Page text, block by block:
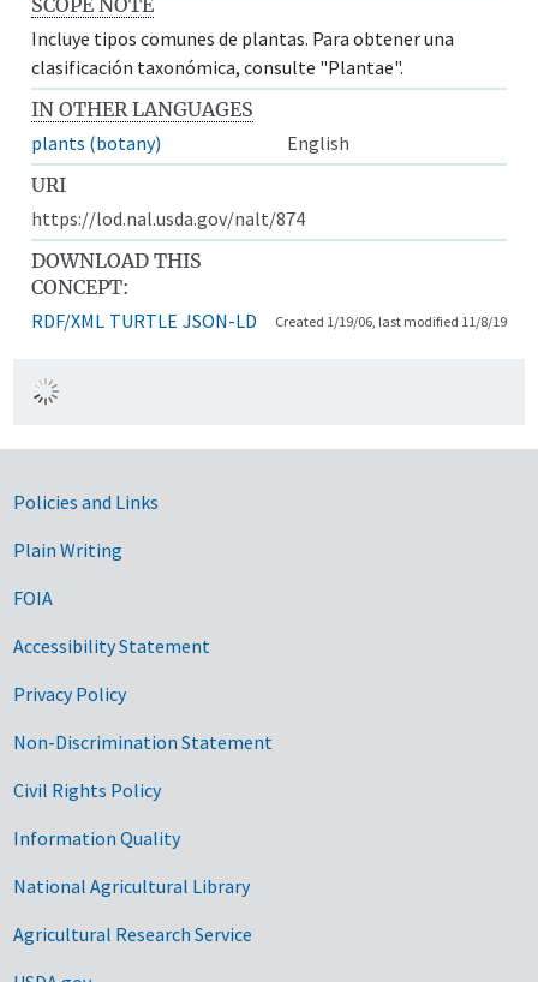
Incluye tipos comunes de plantas. Para obtener una
clasificación taxonómica, consulte "Plantae".
IN OTHER LANGUAGES
plants (botany)
English
URI
https://lod.nal.usda.gov/nalt/874
DOWNLOAD THIS
CONCEPT:
RDF/XML TURTLE JSON-LD Created 1/19/06, last modified 11/8/19
Government Links
Policies and Links
Plain Writing
FOIA
Accessibility Statement
Privacy Policy
Non-Discrimination Statement
Civil Rights Policy
Information Quality
National Agricultural Library
Agricultural Research Service